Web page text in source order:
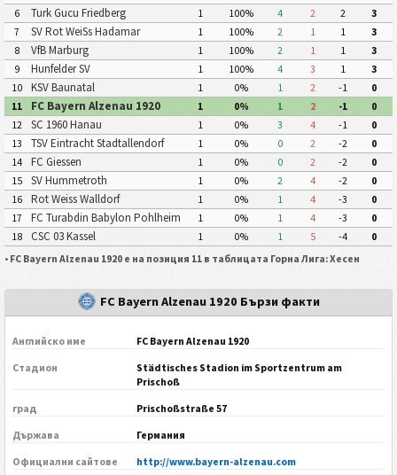
6
Turk Gucu Friedberg 1 100% 4 2 2
3
7
SV Rot WeiSs Hadamar 1 100% 2 1 1
3
8
VfB Marburg 1 100% 2 1 1
3
9
Hunfelder SV 1 100% 4 3 1
3
10
KSV Baunatal 1 0% 1 2 -1
0
11
FC Bayern Alzenau 1920 1 0% 1 2 -1
0
12
SC 1960 Hanau 1 0% 3 4 -1
0
13
TSV Eintracht Stadtallendorf 1 0% 0 2 -2
0
14
FC Giessen 1 0% 0 2 -2
0
15
SV Hummetroth 1 0% 2 4 -2
0
16
Rot Weiss Walldorf 1 0% 1 4 -3
0
17
FC Turabdin Babylon Pohlheim 1 0% 1 4 -3
0
18
CSC 03 Kassel 1 0% 1 5 -4
0
• FC Bayern Alzenau 1920 е на позиция 11 в таблицата Горна Лига: Хесен
FC Bayern Alzenau 1920 Бързи факти
Английско име
FC Bayern Alzenau 1920
Стадион
Städtisches Stadion im Sportzentrum am
Prischoß
град
Prischoßstraße 57
Държава
Германия
Официални сайтове
http://www.bayern-alzenau.com